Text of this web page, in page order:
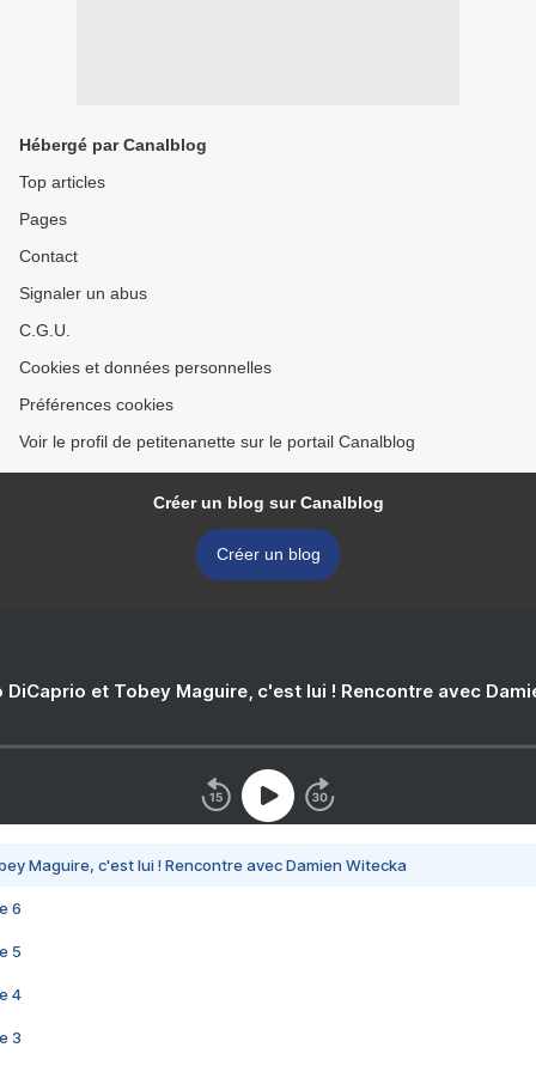
Hébergé par Canalblog
Top articles
Pages
Contact
Signaler un abus
C.G.U.
Cookies et données personnelles
Préférences cookies
Voir le profil de petitenanette sur le portail Canalblog
Créer un blog sur Canalblog
Créer un blog
DiCaprio et Tobey Maguire, c'est lui ! Rencontre avec
Maguire, c'est lui ! Rencontre avec Damien Witecka
6
5
4
3